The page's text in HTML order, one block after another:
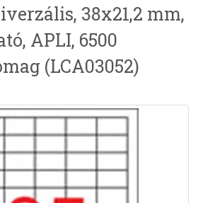
38x21,2 mm,
APLI, 6500
(LCA03052)